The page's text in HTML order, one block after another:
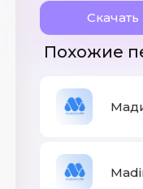
Скачать
Похожие